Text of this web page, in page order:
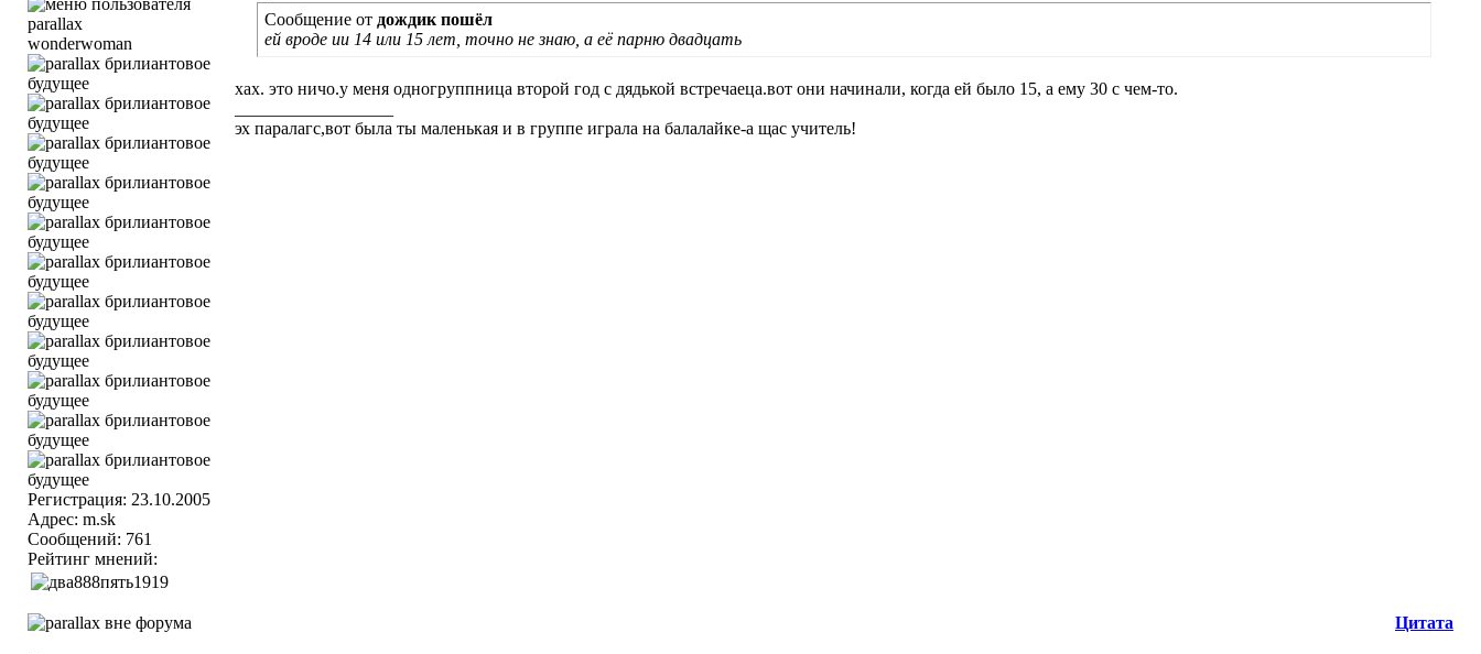
wonderwoman
Регистрация: 23.10.2005
Адрес: m.sk
Сообщений: 761
Рейтинг мнений:
Сообщение от дождик пошёл
ей вроде ии 14 или 15 лет, точно не знаю, а её парню двадцать
хах. это ничо.у меня одногруппница второй год с дядькой встречаеца.вот они начинали, когда ей было 15, а ему 30 с чем-то.
эх паралагс,вот была ты маленькая и в группе играла на балалайке-а щас учитель!
Цитата